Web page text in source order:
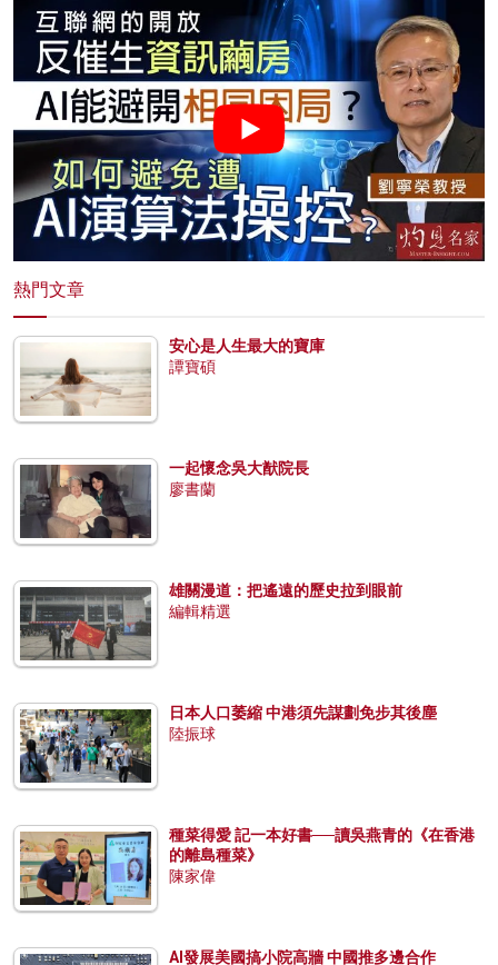
熱門文章
安心是人生最大的寶庫
譚寶碩
一起懷念吳大猷院長
廖書蘭
雄關漫道：把遙遠的歷史拉到眼前
編輯精選
日本人口萎縮 中港須先謀劃免步其後塵
陸振球
種菜得愛 記一本好書──讀吳燕青的《在香港
的離島種菜》
陳家偉
AI發展美國搞小院高牆 中國推多邊合作